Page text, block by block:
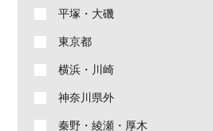
平塚・大磯
東京都
横浜・川崎
神奈川県外
秦野・綾瀬・厚木